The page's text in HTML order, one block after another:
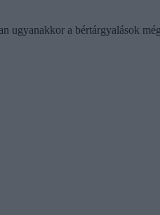
ugyanakkor a bértárgyalások